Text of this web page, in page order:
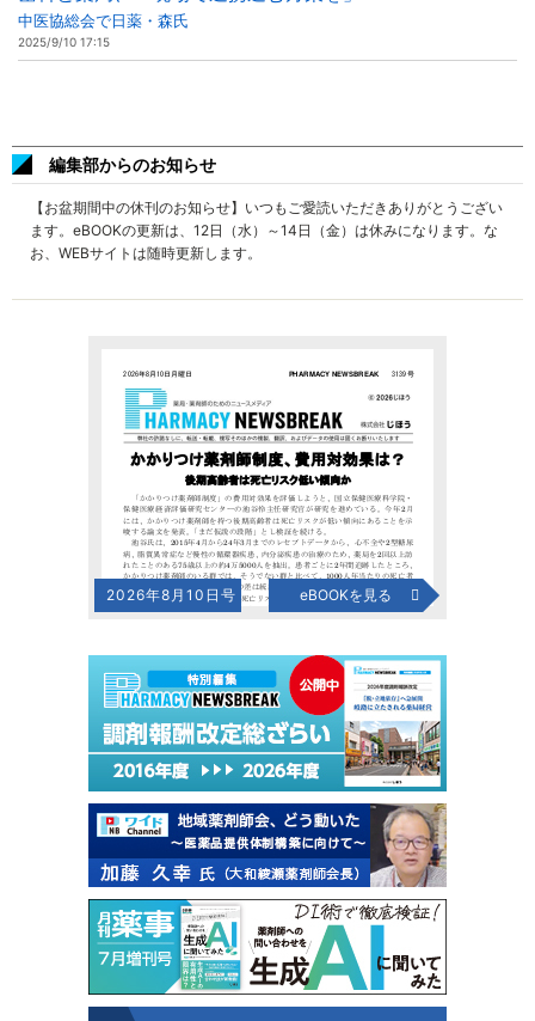
中医協総会で日薬・森氏
2025/9/10 17:15
編集部からのお知らせ
【お盆期間中の休刊のお知らせ】いつもご愛読いただきありがとうござい
ます。eBOOKの更新は、12日（水）～14日（金）は休みになります。な
お、WEBサイトは随時更新します。
2026年8月10日号 eBOOKを見る